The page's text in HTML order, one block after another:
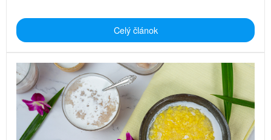
Celý článok